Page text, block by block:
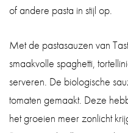
of andere pasta in stijl op.
Met de pastasauzen van
smaakvolle spaghetti,
serveren. De biologische
tomaten gemaakt. Deze
het groeien meer zonlicht